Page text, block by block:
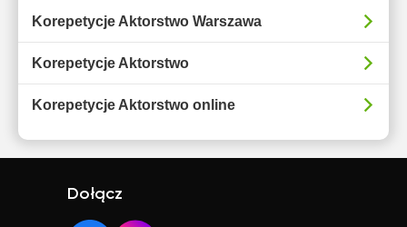
Korepetycje Aktorstwo Warszawa
Korepetycje Aktorstwo
Korepetycje Aktorstwo online
Dołącz